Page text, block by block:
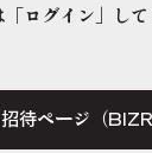
ログイン」して
招待ページ （